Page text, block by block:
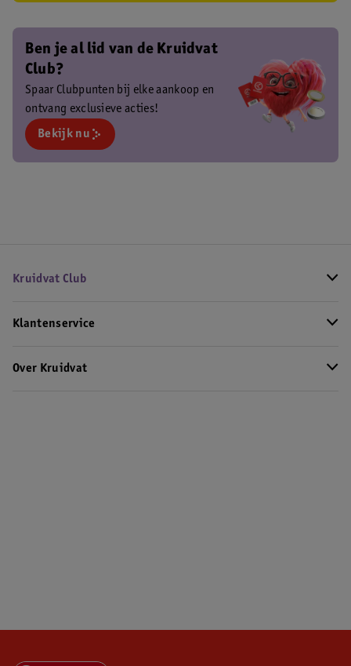
Ben je al lid van de Kruidvat
Club?
Spaar Clubpunten bij elke aankoop en
ontvang exclusieve acties!
Bekijk nu
Kruidvat Club
Klantenservice
Over Kruidvat